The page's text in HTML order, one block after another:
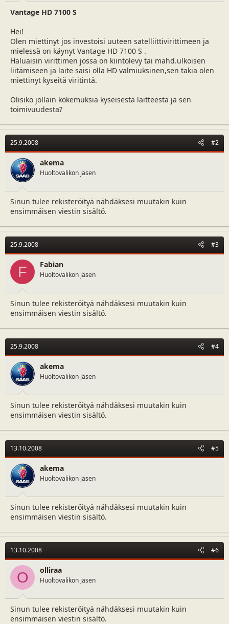
a
l
i
t
t
a
j
a
m
ä
ä
Vantage HD 7100 S
Hei!
Olen miettinyt jos investoisi uuteen satelliittivirittimeen ja
mielessä on käynyt Vantage HD 7100 S .
Haluaisin virittimen jossa on kiintolevy tai mahd.ulkoisen
liitämiseen ja laite saisi olla HD valmiuksinen,sen takia olen
miettinyt kyseitä viritintä.
Olisiko jollain kokemuksia kyseisestä laitteesta ja sen
toimivuudesta?
25.9.2008 #2
akema
Huoltovalikon jäsen
Sinun tulee rekisteröityä nähdäksesi muutakin kuin
ensimmäisen viestin sisältö.
25.9.2008 #3
F Fabian
Huoltovalikon jäsen
Sinun tulee rekisteröityä nähdäksesi muutakin kuin
ensimmäisen viestin sisältö.
25.9.2008 #4
akema
Huoltovalikon jäsen
Sinun tulee rekisteröityä nähdäksesi muutakin kuin
ensimmäisen viestin sisältö.
13.10.2008 #5
akema
Huoltovalikon jäsen
Sinun tulee rekisteröityä nähdäksesi muutakin kuin
ensimmäisen viestin sisältö.
13.10.2008 #6
O olliraa
Huoltovalikon jäsen
Sinun tulee rekisteröityä nähdäksesi muutakin kuin
ensimmäisen viestin sisältö.